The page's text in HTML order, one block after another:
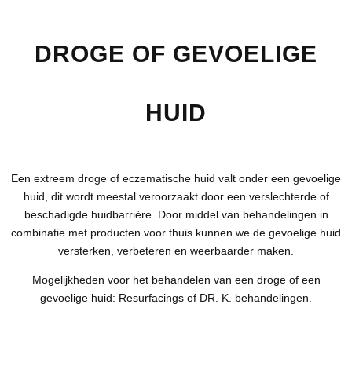
DROGE OF GEVOELIGE
HUID
Een extreem droge of eczematische huid valt onder een gevoelige
huid, dit wordt meestal veroorzaakt door een verslechterde of
beschadigde huidbarrière. Door middel van behandelingen in
combinatie met producten voor thuis kunnen we de gevoelige huid
versterken, verbeteren en weerbaarder maken.
Mogelijkheden voor het behandelen van een droge of een
gevoelige huid: Resurfacings of DR. K. behandelingen.